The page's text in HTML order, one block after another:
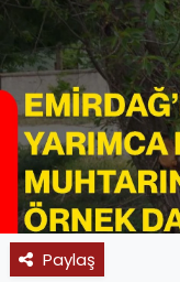
Paylaş
SPOR
11:11 MANŞET